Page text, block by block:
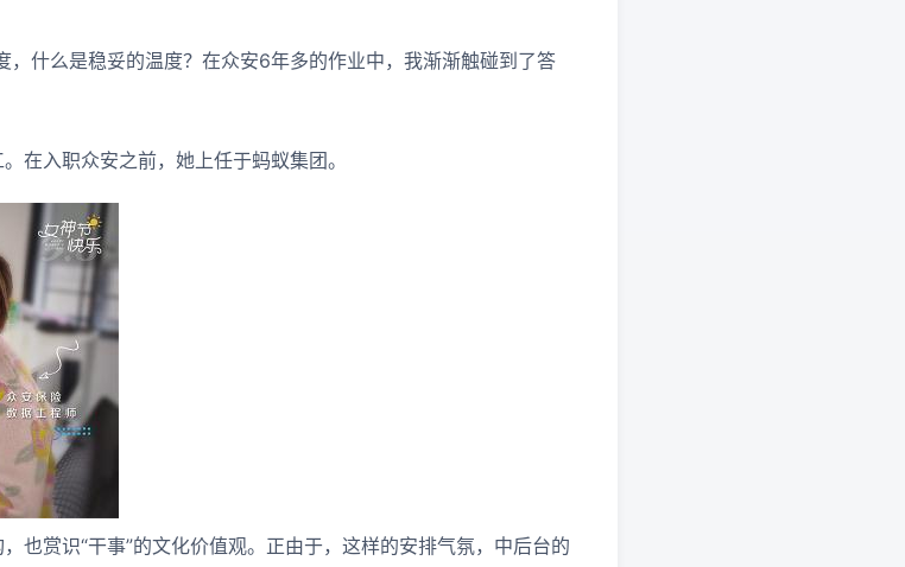
，什么是稳妥的温度？在众安6年多的作业中，我渐渐触碰到了答
在入职众安之前，她上任于蚂蚁集团。
也赏识“干事”的文化价值观。正由于，这样的安排气氛，中后台的